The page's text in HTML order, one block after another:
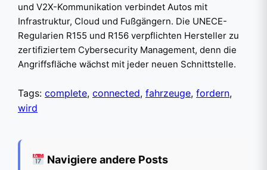
und V2X-Kommunikation verbindet Autos mit
Infrastruktur, Cloud und Fußgängern. Die UNECE-
Regularien R155 und R156 verpflichten Hersteller zu
zertifiziertem Cybersecurity Management, denn die
Angriffsfläche wächst mit jeder neuen Schnittstelle.
Tags: complete, connected, fahrzeuge, fordern,
wird
Navigiere andere Posts